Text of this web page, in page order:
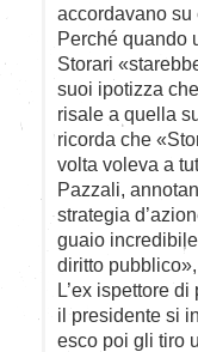
accordavano su
Perché quando
Storari
suoi ipotizza
risale a quella
ricorda che
volta voleva a
Pazzali,
strategia
guaio
diritto
L’ex ispettore
il presidente si
esco poi gli tiro